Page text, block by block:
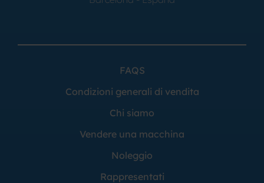
FAQS
Condizioni generali di vendita
Chi siamo
Vendere una macchina
Noleggio
Rappresentati